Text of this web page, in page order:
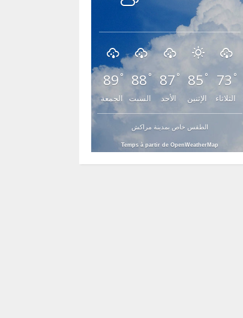
89 °
الجمعة
88 °
السبت
87 °
الأحد
85 °
الإثنين
73 °
الثلاثاء
الطقس خاص بمدينة مراكش
Temps à partir de OpenWeatherMap